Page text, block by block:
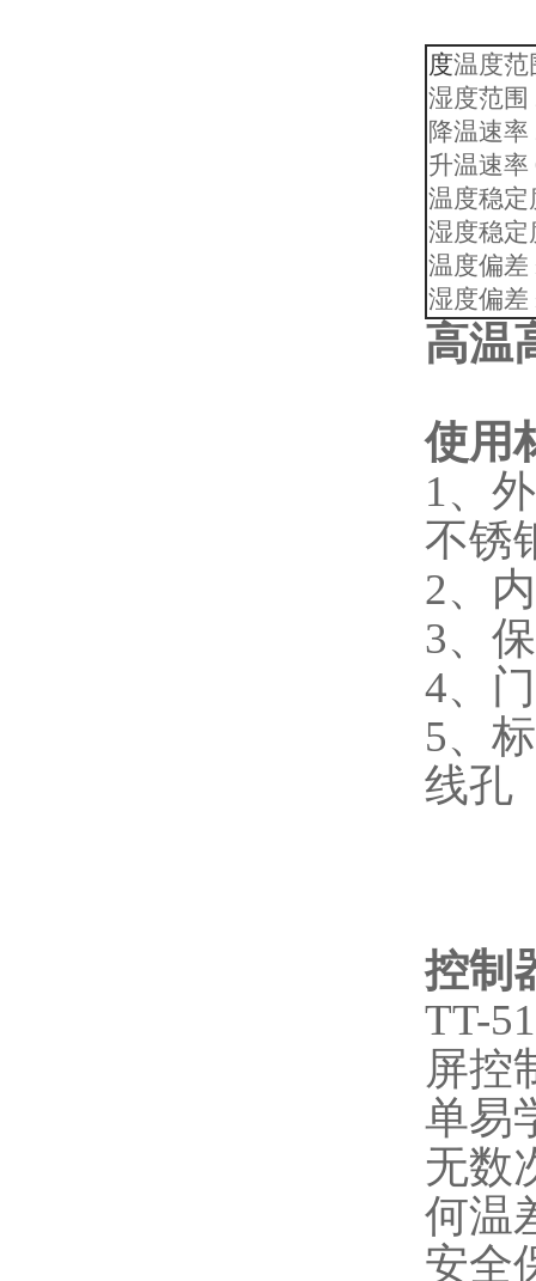
度温度
湿度范围
降温速
升温速
温度稳
湿度稳定
温度偏
湿度偏差
高温
使用
1、
不锈
2、
3、
4、
5、
线孔
控制
TT-
屏控
单易
无数
何温
安全